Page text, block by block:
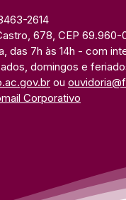
2614
678, CEP
das 7h às 14h - com
domingos e
ou
Corporativo